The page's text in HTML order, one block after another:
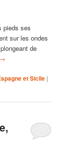
pieds ses
sur les ondes
de
→
et Sicile |